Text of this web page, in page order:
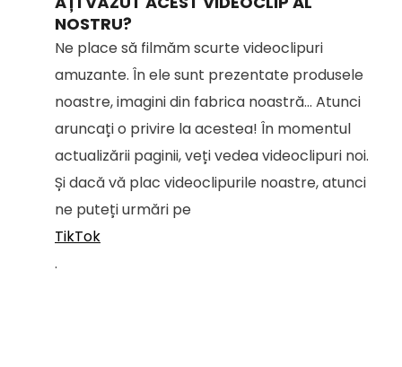
NOSTRU?
Ne place să filmăm scurte videoclipuri
amuzante. În ele sunt prezentate produsele
noastre, imagini din fabrica noastră... Atunci
aruncați o privire la acestea! În momentul
actualizării paginii, veți vedea videoclipuri noi.
Și dacă vă plac videoclipurile noastre, atunci
ne puteți urmări pe
TikTok
.